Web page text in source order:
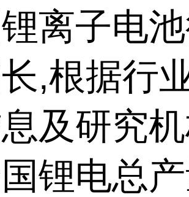
离子电
,根据行
及研究
锂电总